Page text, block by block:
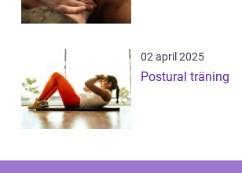
02 april 2025
Postural träning